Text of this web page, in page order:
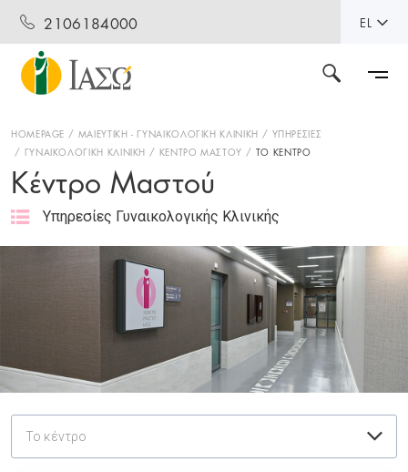
2106184000 EL
HOMEPAGE ΜΑΙΕΥΤΙΚΗ - ΓΥΝΑΙΚΟΛΟΓΙΚΗ ΚΛΙΝΙΚΗ
ΥΠΗΡΕΣΙΕΣ
ΓΥΝΑΙΚΟΛΟΓΙΚΗ ΚΛΙΝΙΚΗ
ΚΕΝΤΡΟ ΜΑΣΤΟΥ TO ΚΕΝΤΡΟ
Κέντρο Μαστού
Υπηρεσίες Γυναικολογικής Κλινικής
To κέντρο